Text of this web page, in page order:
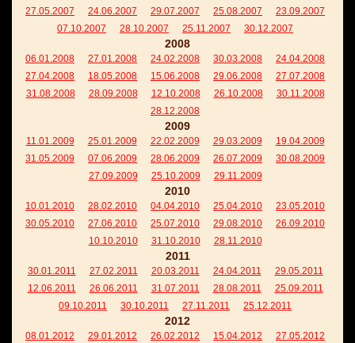
27.05.2007
24.06.2007 29.07.2007 25.08.2007
23.09.2007
07.10.2007
28.10.2007 25.11.2007 30.12.2007
2008
06.01.2008 27.01.2008 24.02.2008 30.03.2008
24.04.2008
27.04.2008
18.05.2008 15.06.2008 29.06.2008
27.07.2008
31.08.2008
28.09.2008 12.10.2008 26.10.2008
30.11.2008
28.12.2008
2009
11.01.2009 25.01.2009 22.02.2009 29.03.2009
19.04.2009
31.05.2009
07.06.2009 28.06.2009 26.07.2009
30.08.2009
27.09.2009
25.10.2009 29.11.2009
2010
10.01.2010 28.02.2010 04.04.2010 25.04.2010
23.05.2010
30.05.2010
27.06.2010 25.07.2010 29.08.2010
26.09.2010
10.10.2010
31.10.2010 28.11.2010
2011
30.01.2011 27.02.2011 20.03.2011 24.04.2011
29.05.2011
12.06.2011
26.06.2011 31.07.2011 28.08.2011
25.09.2011
09.10.2011
30.10.2011 27.11.2011 25.12.2011
2012
08.01.2012 29.01.2012 26.02.2012 15.04.2012
27.05.2012